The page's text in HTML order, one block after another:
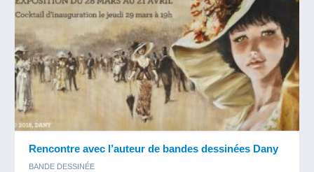
Rencontre avec l’auteur de bandes dessinées Dany
BANDE DESSINÉE